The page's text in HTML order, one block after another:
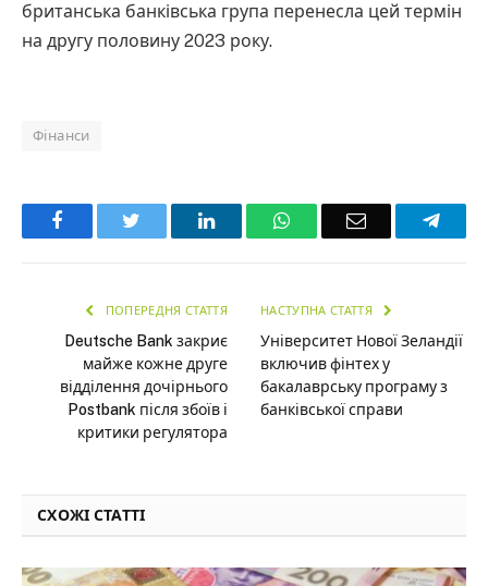
британська банківська група перенесла цей термін
на другу половину 2023 року.
Фінанси
Facebook LinkedInWhatsAppEmail
ПОПЕРЕДНЯ СТАТТЯ
Deutsche Bank закриє
майже кожне друге
відділення дочірнього
Postbank після збоїв і
критики регулятора
НАСТУПНА СТАТТЯ
Університет Нової Зеландії
включив фінтех у
бакалаврську програму з
банківської справи
СХОЖІ СТАТТІ